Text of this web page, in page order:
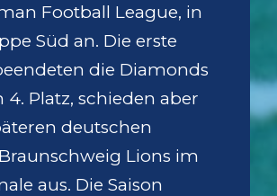
Football League, in
Süd an. Die erste
die Diamonds
4. Platz, schieden aber
deutschen
Lions im
aus. Die Saison